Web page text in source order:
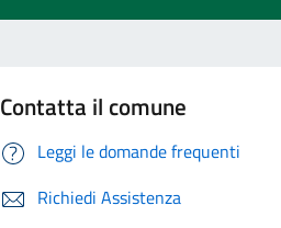
Contatta il comune
Leggi le domande frequenti
Richiedi Assistenza